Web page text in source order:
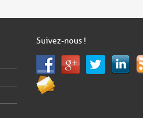
Suivez-nous !